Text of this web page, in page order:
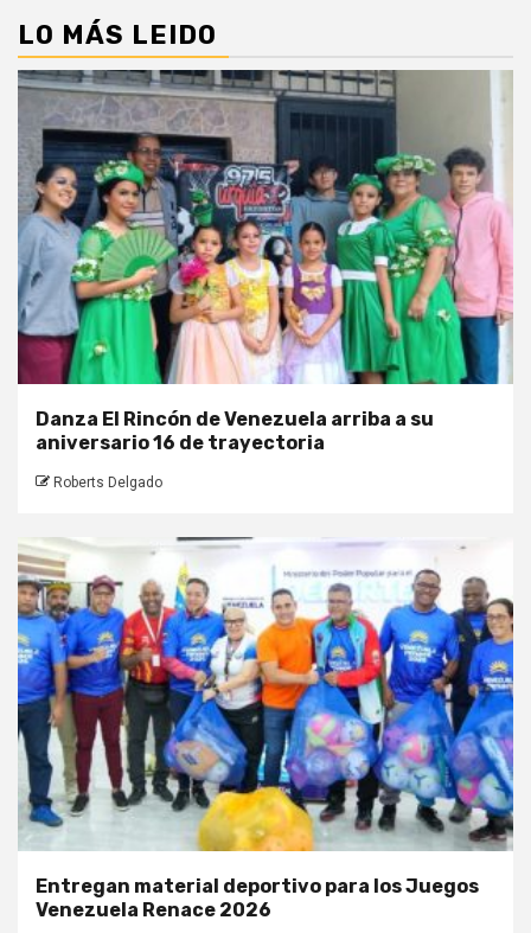
LO MÁS LEIDO
Danza El Rincón de Venezuela arriba a su
aniversario 16 de trayectoria
Roberts Delgado
Entregan material deportivo para los Juegos
Venezuela Renace 2026